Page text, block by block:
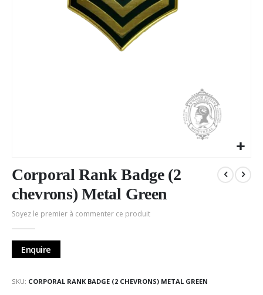
au
début
de
Galerie
d’images
Corporal Rank Badge (2
chevrons) Metal Green
Soyez le premier à commenter ce produit
Enquire
SKU CORPORAL RANK BADGE (2 CHEVRONS) METAL GREEN